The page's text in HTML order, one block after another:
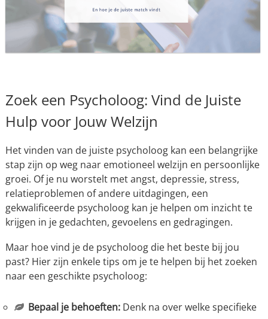
Zoek een Psycholoog: Vind de Juiste
Hulp voor Jouw Welzijn
Het vinden van de juiste psycholoog kan een belangrijke
stap zijn op weg naar emotioneel welzijn en persoonlijke
groei. Of je nu worstelt met angst, depressie, stress,
relatieproblemen of andere uitdagingen, een
gekwalificeerde psycholoog kan je helpen om inzicht te
krijgen in je gedachten, gevoelens en gedragingen.
Maar hoe vind je de psycholoog die het beste bij jou
past? Hier zijn enkele tips om je te helpen bij het zoeken
naar een geschikte psycholoog:
Bepaal je behoeften:Denk na over welke specifieke